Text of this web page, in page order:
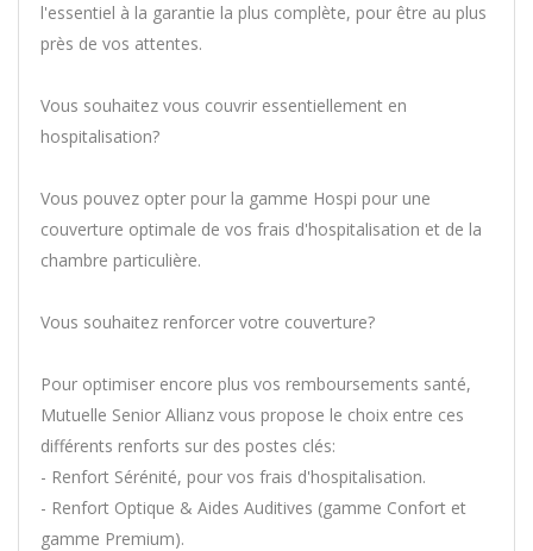
l'essentiel à la garantie la plus complète, pour être au plus
près de vos attentes.
Vous souhaitez vous couvrir essentiellement en
hospitalisation?
Vous pouvez opter pour la gamme Hospi pour une
couverture optimale de vos frais d'hospitalisation et de la
chambre particulière.
Vous souhaitez renforcer votre couverture?
Pour optimiser encore plus vos remboursements santé,
Mutuelle Senior Allianz vous propose le choix entre ces
différents renforts sur des postes clés:
- Renfort Sérénité, pour vos frais d'hospitalisation.
- Renfort Optique & Aides Auditives (gamme Confort et
gamme Premium).